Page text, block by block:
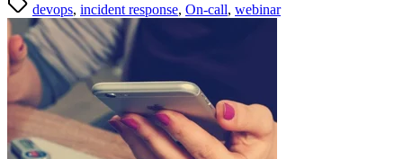
devops, incident response, On-call, webinar